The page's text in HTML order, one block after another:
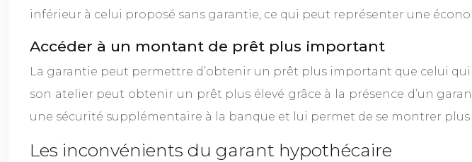
inférieur à celui proposé sans garantie, ce qui peut représenter une
Accéder à un montant de prêt plus important
La garantie peut permettre d’obtenir un prêt plus important que celui
son atelier peut obtenir un prêt plus élevé grâce à la présence d’un
une sécurité supplémentaire à la banque et lui permet de se montrer
Les inconvénients du garant hypothécaire